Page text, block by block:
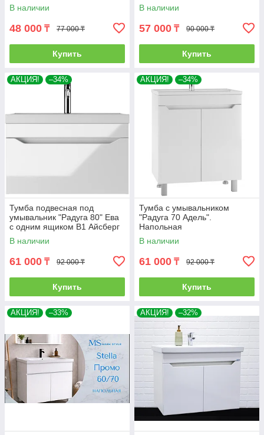
В наличии
48 000 ₸ 77 000 ₸
Купить
В наличии
57 000 ₸ 90 000 ₸
Купить
АКЦИЯ! –34%
Тумба подвесная под
умывальник "Радуга 80" Ева
с одним ящиком В1 Айсберг
В наличии
61 000 ₸ 92 000 ₸
Купить
АКЦИЯ! –34%
Тумба с умывальником
"Радуга 70 Адель".
Напольная
В наличии
61 000 ₸ 92 000 ₸
Купить
АКЦИЯ! –33% АКЦИЯ! –32%